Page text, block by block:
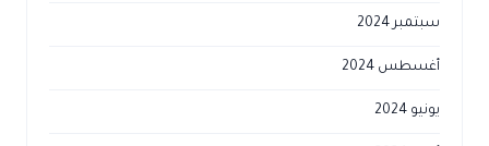
سبتمبر 2024
أغسطس 2024
يونيو 2024